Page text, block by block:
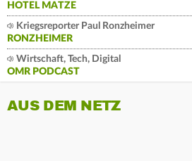
HOTEL MATZE
Kriegsreporter Paul Ronzheimer
RONZHEIMER
Wirtschaft, Tech, Digital
OMR PODCAST
AUS DEM NETZ